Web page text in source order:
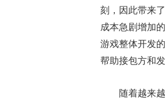
刻，因此带来
成本急剧增加
游戏整体开发
帮助接包方和
随着越来